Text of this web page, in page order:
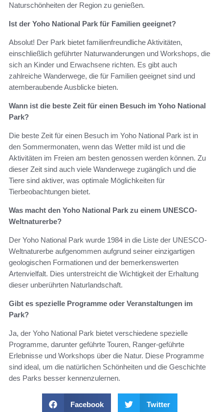
Naturschönheiten der Region zu genießen.
Ist der Yoho National Park für Familien geeignet?
Absolut! Der Park bietet familienfreundliche Aktivitäten,
einschließlich geführter Naturwanderungen und Workshops, die
sich an Kinder und Erwachsene richten. Es gibt auch
zahlreiche Wanderwege, die für Familien geeignet sind und
atemberaubende Ausblicke bieten.
Wann ist die beste Zeit für einen Besuch im Yoho National
Park?
Die beste Zeit für einen Besuch im Yoho National Park ist in
den Sommermonaten, wenn das Wetter mild ist und die
Aktivitäten im Freien am besten genossen werden können. Zu
dieser Zeit sind auch viele Wanderwege zugänglich und die
Tiere sind aktiver, was optimale Möglichkeiten für
Tierbeobachtungen bietet.
Was macht den Yoho National Park zu einem UNESCO-
Weltnaturerbe?
Der Yoho National Park wurde 1984 in die Liste der UNESCO-
Weltnaturerbe aufgenommen aufgrund seiner einzigartigen
geologischen Formationen und der bemerkenswerten
Artenvielfalt. Dies unterstreicht die Wichtigkeit der Erhaltung
dieser unberührten Naturlandschaft.
Gibt es spezielle Programme oder Veranstaltungen im
Park?
Ja, der Yoho National Park bietet verschiedene spezielle
Programme, darunter geführte Touren, Ranger-geführte
Erlebnisse und Workshops über die Natur. Diese Programme
sind ideal, um die natürlichen Schönheiten und die Geschichte
des Parks besser kennenzulernen.
Facebook Twitter